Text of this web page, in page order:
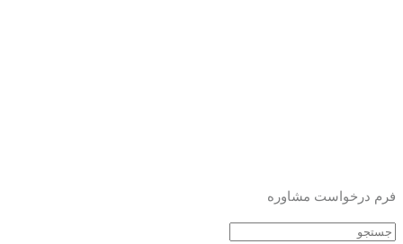
فرم درخواست مشاوره